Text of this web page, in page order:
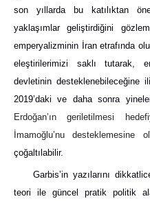
son yıllarda bu katılıktan
yaklaşımlar geliştirdiğini
emperyalizminin İran etrafında
eleştirilerimizi saklı tutarak,
devletinin desteklenebileceğine
2019’daki ve daha sonra
Erdoğan’ın geriletilmesi
İmamoğlu’nu desteklemesine
çoğaltılabilir.
Garbis’in yazılarını
teori ile güncel pratik politik